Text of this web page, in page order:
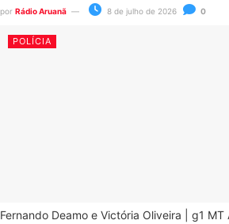
por Rádio Aruanã 8 de julho de 2026 0
POLÍCIA
Fernando Deamo e Victória Oliveira | g1